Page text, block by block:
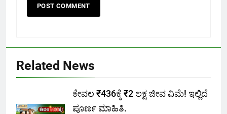
Related News
ಕೇವಲ ₹436ಕ್ಕೆ ₹2 ಲಕ್ಷ ಜೀವ ವಿಮೆ! ಇಲ್ಲಿದೆ
ಪೂರ್ಣ ಮಾಹಿತಿ.